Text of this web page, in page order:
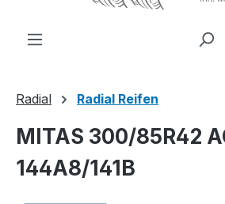
Radial Radial Reifen
MITAS 300/85R42
144A8/141B